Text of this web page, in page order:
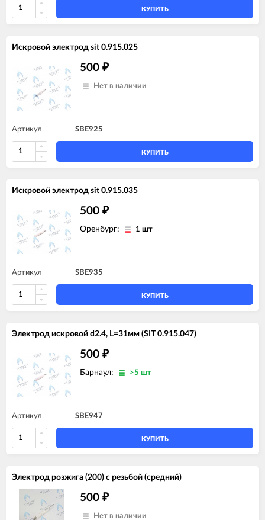
КУПИТЬ
Искровой электрод sit 0.915.025
500 ₽
Нет в наличии
Артикул SBE925
КУПИТЬ
Искровой электрод sit 0.915.035
500 ₽
Оренбург: 1 шт
Артикул SBE935
КУПИТЬ
Электрод искровой d2.4, L=31мм (SIT 0.915.047)
500 ₽
Барнаул: >5 шт
Артикул SBE947
КУПИТЬ
Электрод розжига (200) с резьбой (средний)
500 ₽
Нет в наличии